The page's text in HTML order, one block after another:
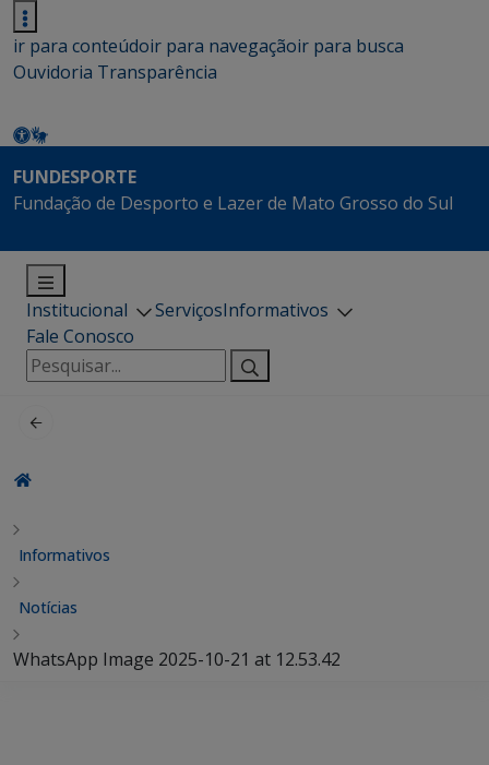
ir para conteúdoir para navegaçãoir para busca
Ouvidoria Transparência
FUNDESPORTE
Fundação de Desporto e Lazer de Mato Grosso do Sul
Institucional ServiçosInformativos
Fale Conosco
Pesquisar
por:
Informativos
Notícias
WhatsApp Image 2025-10-21 at 12.53.42